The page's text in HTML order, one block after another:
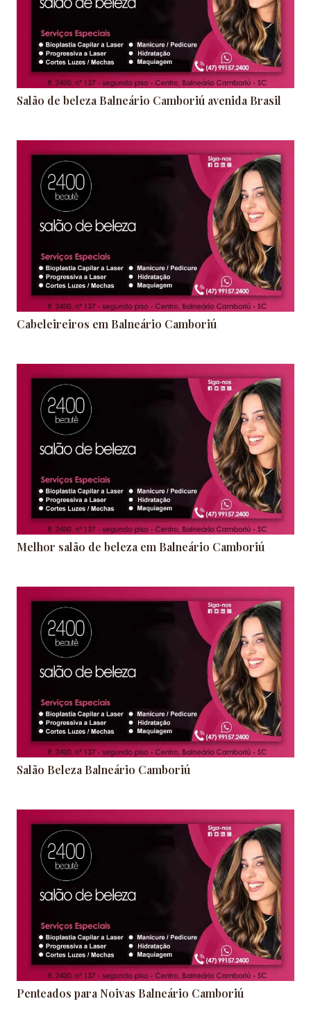
Salão de beleza Balneário Camboriú avenida Brasil
Cabeleireiros em Balneário Camboriú
Melhor salão de beleza em Balneário Camboriú
Salão Beleza Balneário Camboriú
Penteados para Noivas Balneário Camboriú